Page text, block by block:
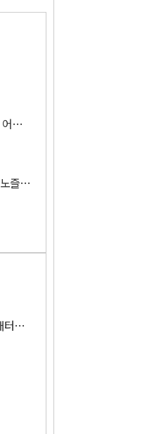
코웨이정수기 이전설치를 하려면 어떻게 해아하나요?
비데의 세정 및 비데(여성세정용) 노즐의 경우 세척이 필요한가요?
자동재생 연수기를 사용 중인데 배터리 교환에 램프가 들어와요.